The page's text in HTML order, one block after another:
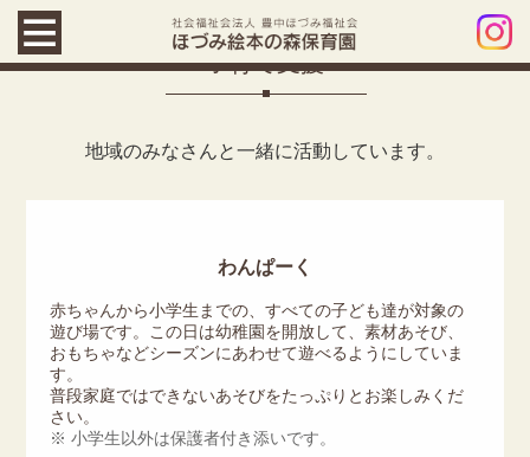
子育て支援
地域のみなさんと一緒に活動しています。
わんぱーく
赤ちゃんから小学生までの、すべての子ども達が対象の
遊び場です。この日は幼稚園を開放して、素材あそび、
おもちゃなどシーズンにあわせて遊べるようにしていま
す。
普段家庭ではできないあそびをたっぷりとお楽しみくだ
さい。
※ 小学生以外は保護者付き添いです。